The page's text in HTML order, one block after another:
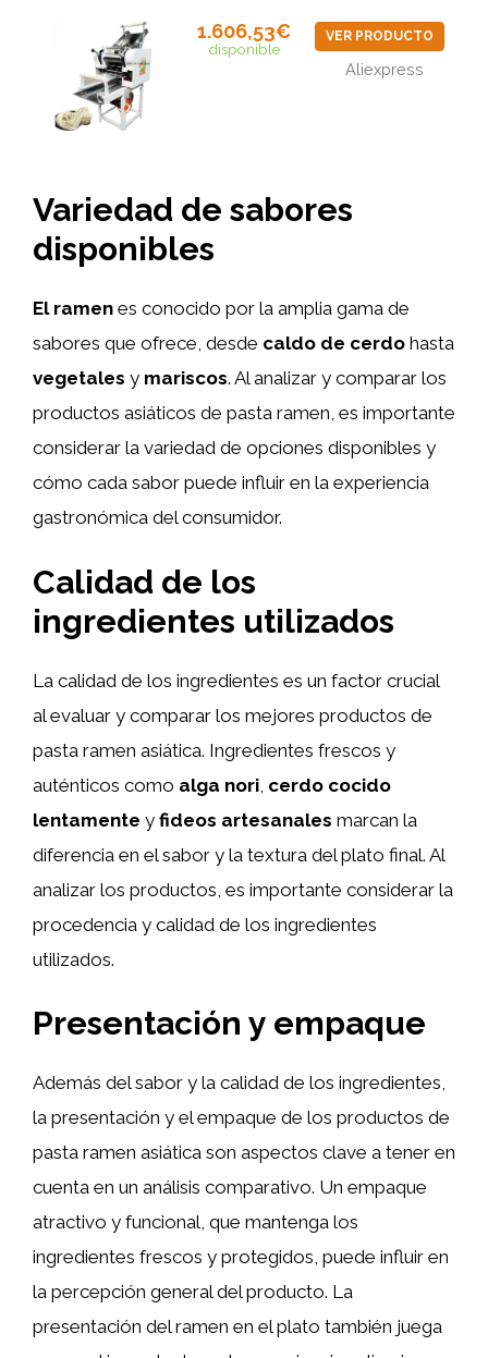
1.606,53€
disponible
VER PRODUCTO
Aliexpress
Variedad de sabores
disponibles
El ramen es conocido por la amplia gama de
sabores que ofrece, desde caldo de cerdo hasta
vegetales y mariscos. Al analizar y comparar los
productos asiáticos de pasta ramen, es importante
considerar la variedad de opciones disponibles y
cómo cada sabor puede influir en la experiencia
gastronómica del consumidor.
Calidad de los
ingredientes utilizados
La calidad de los ingredientes es un factor crucial
al evaluar y comparar los mejores productos de
pasta ramen asiática. Ingredientes frescos y
auténticos como alga nori cerdo cocido
lentamente y fideos artesanales marcan la
diferencia en el sabor y la textura del plato final. Al
analizar los productos, es importante considerar la
procedencia y calidad de los ingredientes
utilizados.
Presentación y empaque
Además del sabor y la calidad de los ingredientes,
la presentación y el empaque de los productos de
pasta ramen asiática son aspectos clave a tener en
cuenta en un análisis comparativo. Un empaque
atractivo y funcional, que mantenga los
ingredientes frescos y protegidos, puede influir en
la percepción general del producto. La
presentación del ramen en el plato también juega